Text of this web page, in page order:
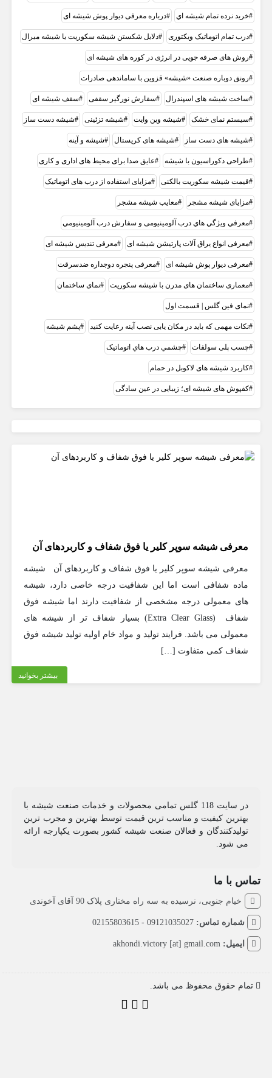
خرید نرده تمام شيشه اي درباره معرفی دیوار پوش شیشه ای
درب تمام اتوماتیک ویکتوری دلایل شکستن شیشه سکوریت یا شیشه میرال
روش های صرفه جویی در انرژی در کوره های شیشه ای
رونق دوباره صنعت «شیشه» قزوین با ساماندهی صادرات
ساخت شیشه های اسپندرال سفارش نورگیر سقفی سقف شیشه ای
سیستم نمای خشک شيشه وين وايت شیشه تزئینی شیشه دست ساز
شیشه های دست ساز شیشه های کریستال شیشه و آینه
طراحی دکوراسیون با شیشه عایق صدا برای محیط های اداری و کاری
قیمت شیشه سکوریت بالکنی مزایای استفاده از درب های اتوماتیک
مزایای شیشه مشجر معایب شیشه مشجر
معرفي ويژگي هاي درب آلومینیومی و سفارش درب آلومينيومي
معرفی انواع یراق آلات پارتیشن شیشه ای معرفی تندیس شیشه ای
معرفی دیوار پوش شیشه ای معرفی پنجره دوجداره ضدسرقت
معماری ساختمان های مدرن با شیشه سکوریت نمای ساختمان
نمای فین گلس | قسمت اول
نکات مهمی که باید در مکان یابی نصب آینه رعایت کنید پشم شیشه
چسب پلی سولفات چشمي درب هاي اتوماتيک
کاربرد شیشه های لاکوبل در حمام
کفپوش های شیشه ای؛ زیبایی در عین سادگی
معرفی شیشه سوپر کلیر یا فوق شفاف و کاربردهای آن
معرفی شیشه سوپر کلیر یا فوق شفاف و کاربردهای آن شیشه
ماده شفافی است اما این شفافیت درجه خاصی دارد، شیشه
های معمولی درجه مشخصی از شفافیت دارند اما شیشه فوق
شفاف (Extra Clear Glass) بسیار شفاف تر از شیشه های
معمولی می باشد. فرایند تولید و مواد خام اولیه تولید شیشه فوق
شفاف کمی متفاوت […]
بیشتر بخوانید
در سایت 118 گلس تمامی محصولات و خدمات صنعت شیشه با
بهترین کیفیت و مناسب ترین قیمت توسط بهترین و مجرب ترین
تولیدکنندگان و فعالان صنعت شیشه کشور بصورت یکپارجه ارائه
می شود.
تماس با ما
خیام جنوبی، نرسیده به سه راه مختاری پلاک 90 آقای آخوندی
شماره تماس:09121035027 - 02155803615
ایمیل:akhondi.victory [at] gmail.com
تمام حقوق محفوظ می باشد.